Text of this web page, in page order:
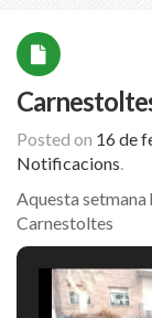
Posted on 16 de
Notificacions.
Aquesta setmana
Carnestoltes